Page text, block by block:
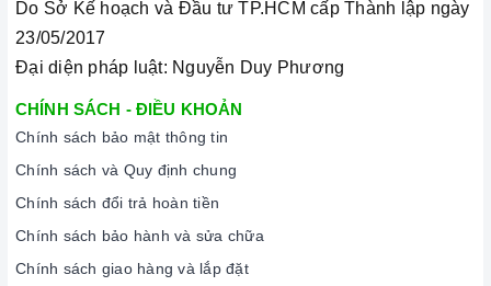
Do Sở Kế hoạch và Đầu tư TP.HCM cấp Thành lập ngày
23/05/2017
Đại diện pháp luật: Nguyễn Duy Phương
CHÍNH SÁCH - ĐIỀU KHOẢN
Chính sách bảo mật thông tin
Chính sách và Quy định chung
Chính sách đổi trả hoàn tiền
Chính sách bảo hành và sửa chữa
Chính sách giao hàng và lắp đặt